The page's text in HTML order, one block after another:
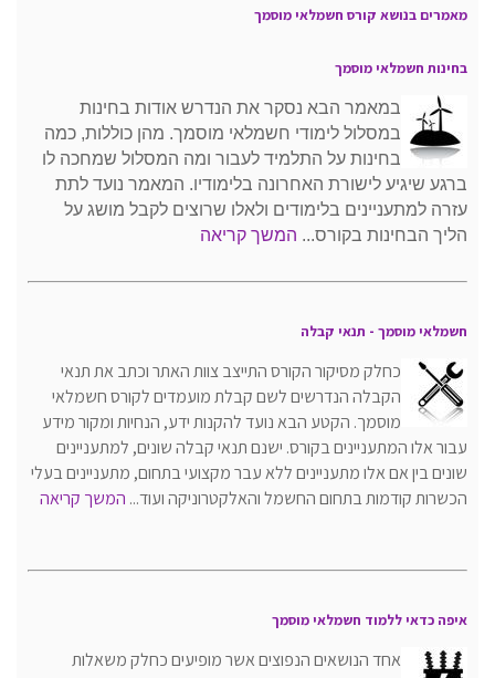
מאמרים בנושא קורס חשמלאי מוסמך
בחינות חשמלאי מוסמך
במאמר הבא נסקר את הנדרש אודות בחינות
במסלול לימודי חשמלאי מוסמך. מהן כוללות, כמה
בחינות על התלמיד לעבור ומה המסלול שמחכה לו
ברגע שיגיע לישורת האחרונה בלימודיו. המאמר נועד לתת
עזרה למתעניינים בלימודים ולאלו שרוצים לקבל מושג על
הליך הבחינות בקורס... המשך קריאה
חשמלאי מוסמך - תנאי קבלה
כחלק מסיקור הקורס התייצב צוות האתר וכתב את תנאי
הקבלה הנדרשים לשם קבלת מועמדים לקורס חשמלאי
מוסמך. הקטע הבא נועד להקנות ידע, הנחיות ומקור מידע
עבור אלו המתעניינים בקורס. ישנם תנאי קבלה שונים, למתעניינים
שונים בין אם אלו מתעניינים ללא עבר מקצועי בתחום, מתעניינים בעלי
הכשרות קודמות בתחום החשמל והאלקטרוניקה ועוד... המשך קריאה
איפה כדאי ללמוד חשמלאי מוסמך
אחד הנושאים הנפוצים אשר מופיעים כחלק משאלות